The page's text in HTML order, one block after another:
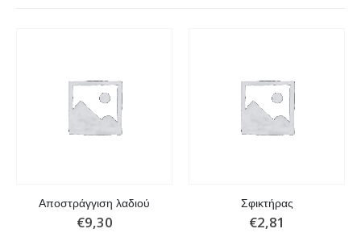
Αποστράγγιση λαδιού
€9,30
Σφικτήρας
€2,81